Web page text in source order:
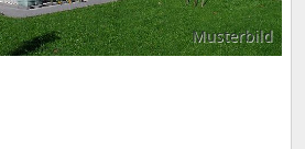
Musterbild